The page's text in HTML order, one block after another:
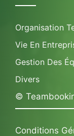
Organisation
Vie En
Gestion Des
Divers
©
Conditions